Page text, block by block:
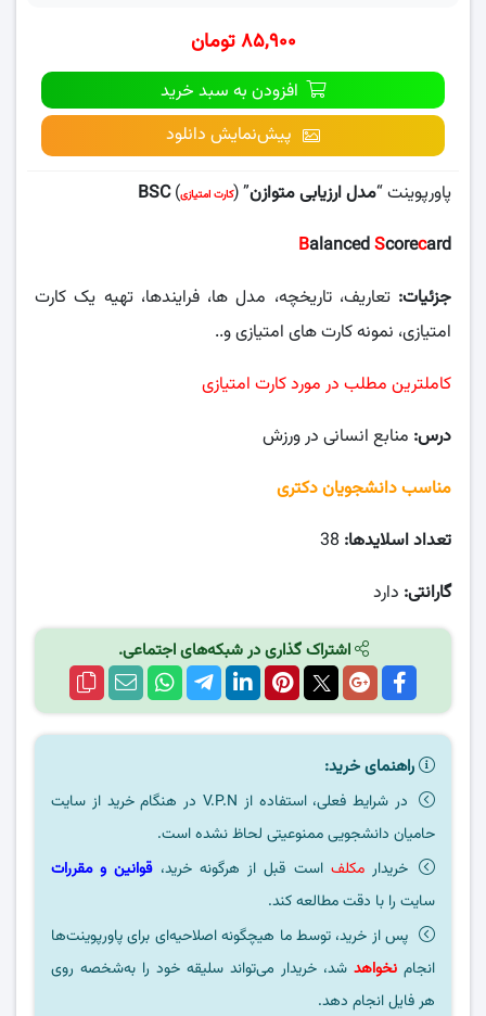
۸۵,۹۰۰ تومان
افزودن به سبد خرید
پیش‌نمایش دانلود
پاورپوینت “مدل ارزیابی متوازن” (کارت امتیازی)
BSC
BalancedScorecard
جزئیات: تعاریف، تاریخچه، مدل ها، فرایندها، تهیه یک کارت
امتیازی، نمونه کارت های امتیازی و..
کاملترین مطلب در مورد کارت امتیازی
درس: منابع انسانی در ورزش
مناسب دانشجویان دکتری
تعداد اسلایدها:
گارانتی: دارد
اشتراک گذاری در شبکه‌های اجتماعی.
راهنمای خرید:
در شرایط فعلی، استفاده از V.P.N در هنگام خرید از سایت
حامیان دانشجویی ممنوعیتی لحاظ نشده است.
خریدارمکلف است قبل از هرگونه خرید،قوانین و مقررات
سایت را با دقت مطالعه کند.
پس از خرید، توسط ما هیچگونه اصلاحیه‌ای برای پاورپوینت‌ها
انجام نخواهد شد، خریدار می‌تواند سلیقه خود را به‌شخصه روی
هر فایل انجام دهد.